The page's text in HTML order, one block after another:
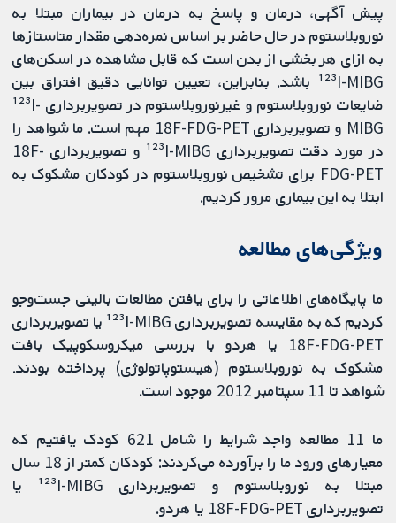
پیش آگهی، درمان و پاسخ به درمان در بیماران مبتلا به
نوروبلاستوم در حال حاضر بر اساس نمره‌دهی مقدار متاستازها
به ازای هر بخشی از بدن است که قابل مشاهده در اسکن‌های
¹²³I-MIBG باشد. بنابراین، تعیین توانایی دقیق افتراق بین
ضایعات نوروبلاستوم و غیرنوروبلاستوم در تصویربرداری ¹²³I-
MIBG و تصویربرداری 18F-FDG-PET مهم است. ما شواهد را
در مورد دقت تصویربرداری ¹²³I-MIBG و تصویربرداری 18F-
FDG-PET برای تشخیص نوروبلاستوم در کودکان مشکوک به
ابتلا به این بیماری مرور کردیم.
ویژگی‌های مطالعه
ما پایگاه‌های اطلاعاتی را برای یافتن مطالعات بالینی جست‌وجو
کردیم که به مقایسه تصویربرداری ¹²³I-MIBG یا تصویربرداری
18F-FDG-PET یا هردو با بررسی میکروسکوپیک بافت
مشکوک به نوروبلاستوم (هیستوپاتولوژی) پرداخته بودند.
شواهد تا 11 سپتامبر 2012 موجود است.
ما 11 مطالعه واجد شرایط را شامل 621 کودک یافتیم که
معیارهای ورود ما را برآورده می‌کردند: کودکان کمتر از 18 سال
مبتلا به نوروبلاستوم و تصویربرداری ¹²³I-MIBG یا
تصویربرداری 18F-FDG-PET یا هردو.